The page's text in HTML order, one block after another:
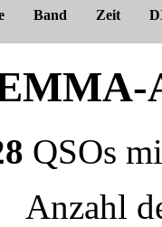
Band Zeit
QSOs
Anzahl